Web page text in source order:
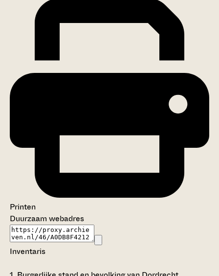
Printen
Duurzaam webadres
Inventaris